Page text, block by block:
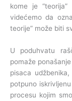
kome je
videćemo da
teorije” može biti
U poduhvatu
pomaže
pisaca
potpuno
procesu kojim